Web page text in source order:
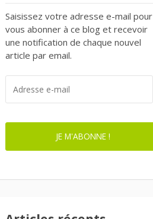
Saisissez votre adresse e-mail pour
vous abonner à ce blog et recevoir
une notification de chaque nouvel
article par email.
MAIL
JE M'ABONNE !